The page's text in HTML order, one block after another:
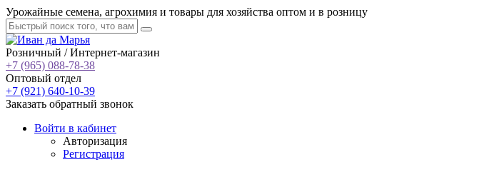
Урожайные семена, агрохимия и товары для хозяйства оптом и в розницу
Розничный / Интернет-магазин
+7 (965) 088-78-38
Оптовый отдел
+7 (921) 640-10-39
Заказать обратный звонок
Войти в кабинет
Авторизация
Регистрация